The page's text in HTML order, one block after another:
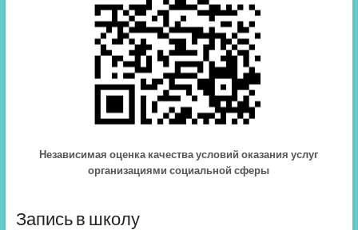
Независимая оценка качества условий оказания услуг
организациями социальной сферы
Запись в школу